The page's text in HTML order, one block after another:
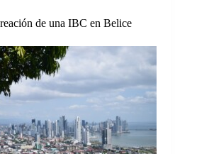
de una IBC en Belice